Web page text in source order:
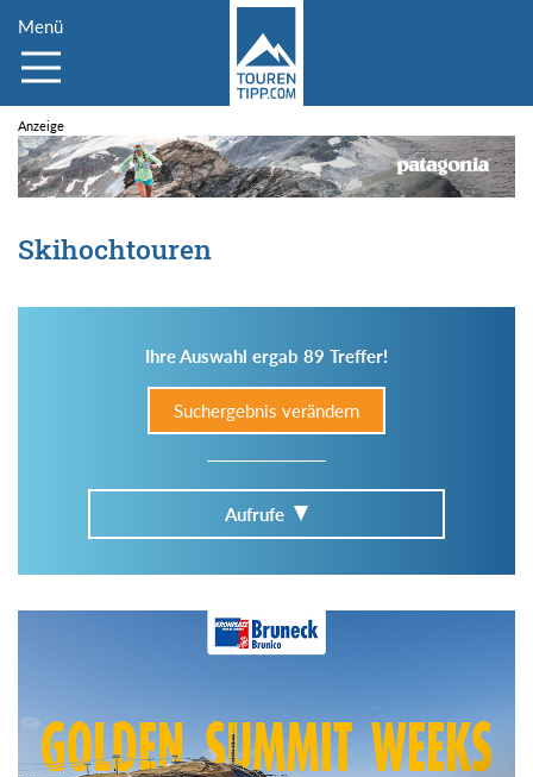
Menü
Skihochtouren
Ihre Auswahl ergab 89 Treffer!
Suchergebnis verändern
Aufrufe
Im Tourenarchiv suchen